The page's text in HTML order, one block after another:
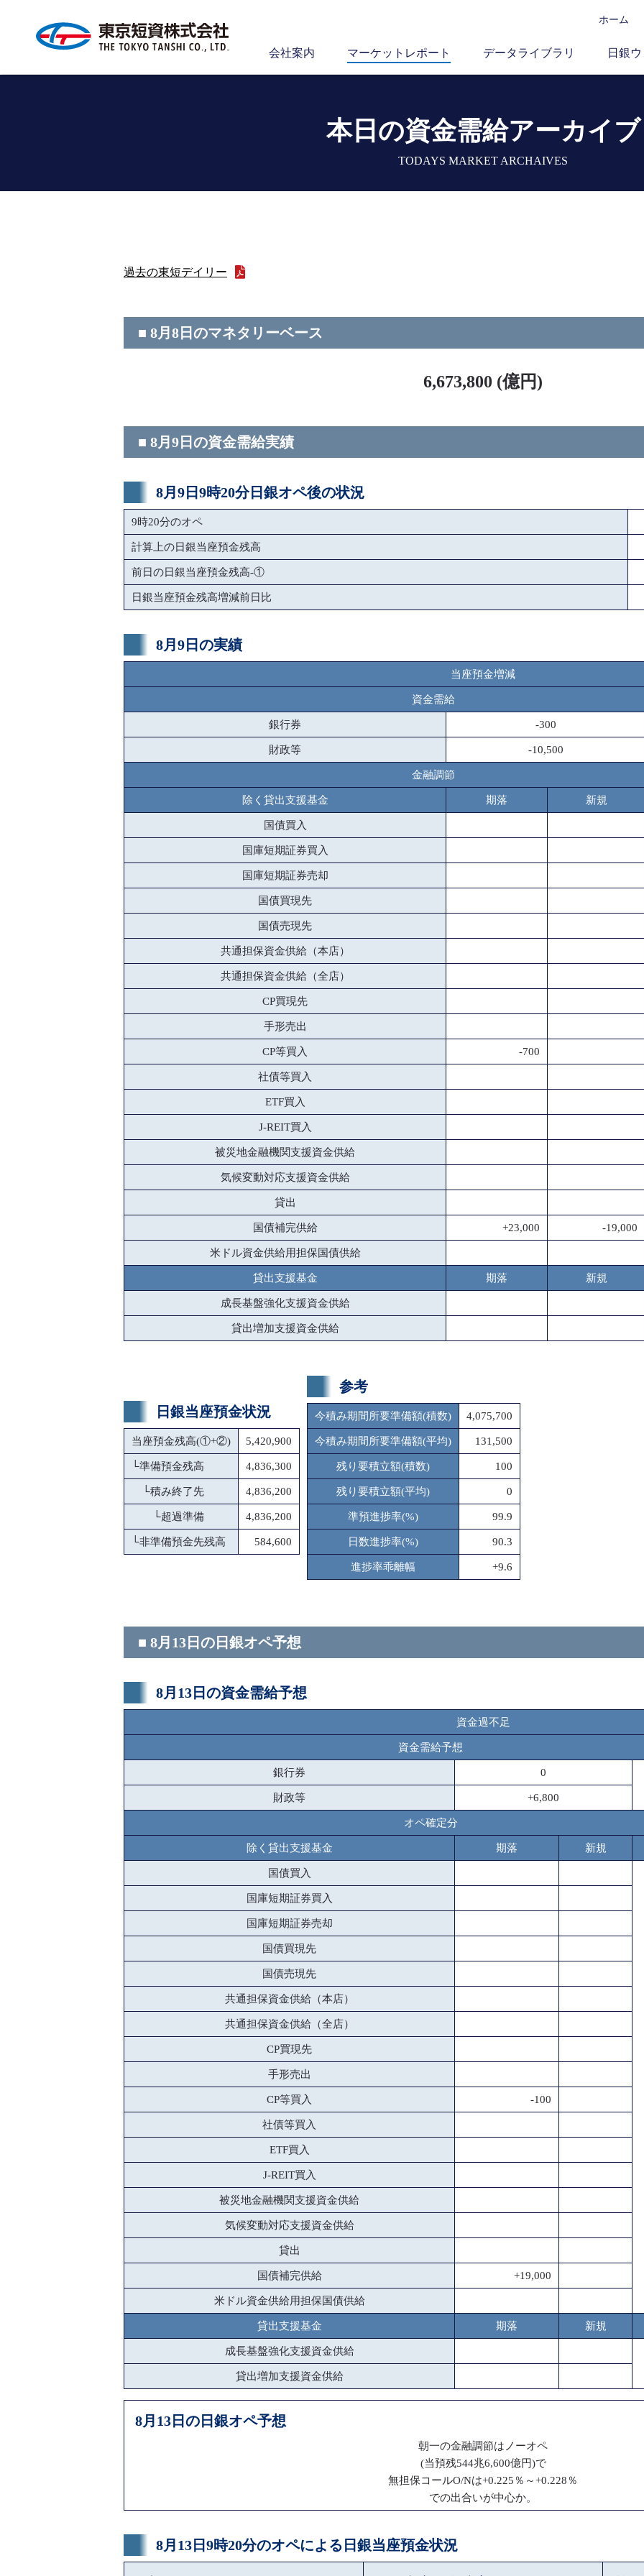
ホーム
会社案内 マーケットレポート データライブラリ 日銀
本日の資金需給アーカイブ
TODAYS MARKET ARCHAIVES
過去の東短デイリー
■ 8月8日のマネタリーベース
6,673,800 (億円)
■ 8月9日の資金需給実績
8月9日9時20分日銀オペ後の状況
9時20分のオペ
計算上の日銀当座預金残高
前日の日銀当座預金残高-①
日銀当座預金残高増減前日比
8月9日の実績
当座預金増減
資金需給
銀行券 -300
財政等 -10,500
金融調節
除く貸出支援基金 期落 新規
国債買入
国庫短期証券買入
国庫短期証券売却
国債買現先
国債売現先
共通担保資金供給（本店）
共通担保資金供給（全店）
CP買現先
手形売出
CP等買入 -700
社債等買入
ETF買入
J-REIT買入
被災地金融機関支援資金供給
気候変動対応支援資金供給
貸出
国債補完供給 +23,000 -19,000
米ドル資金供給用担保国債供給
貸出支援基金 期落 新規
成長基盤強化支援資金供給
貸出増加支援資金供給
日銀当座預金状況
当座預金残高(①+②) 5,420,900
└準備預金残高 4,836,300
└積み終了先 4,836,200
└超過準備 4,836,200
└非準備預金先残高 584,600
参考
今積み期間所要準備額(積数) 4,075,700
今積み期間所要準備額(平均) 131,500
残り要積立額(積数) 100
残り要積立額(平均) 0
準預進捗率(%) 99.9
日数進捗率(%) 90.3
進捗率乖離幅 +9.6
■ 8月13日の日銀オペ予想
8月13日の資金需給予想
資金過不足
資金需給予想
銀行券 0
財政等 +6,800
オペ確定分
除く貸出支援基金 期落 新規
国債買入
国庫短期証券買入
国庫短期証券売却
国債買現先
国債売現先
共通担保資金供給（本店）
共通担保資金供給（全店）
CP買現先
手形売出
CP等買入 -100
社債等買入
ETF買入
J-REIT買入
被災地金融機関支援資金供給
気候変動対応支援資金供給
貸出
国債補完供給 +19,000
米ドル資金供給用担保国債供給
貸出支援基金 期落 新規
成長基盤強化支援資金供給
貸出増加支援資金供給
8月13日の日銀オペ予想
朝一の金融調節はノーオペ
(当預残544兆6,600億円)で
無担保コールO/Nは+0.225％～+0.228％
での出合いが中心か。
8月13日9時20分のオペによる日銀当座預金状況